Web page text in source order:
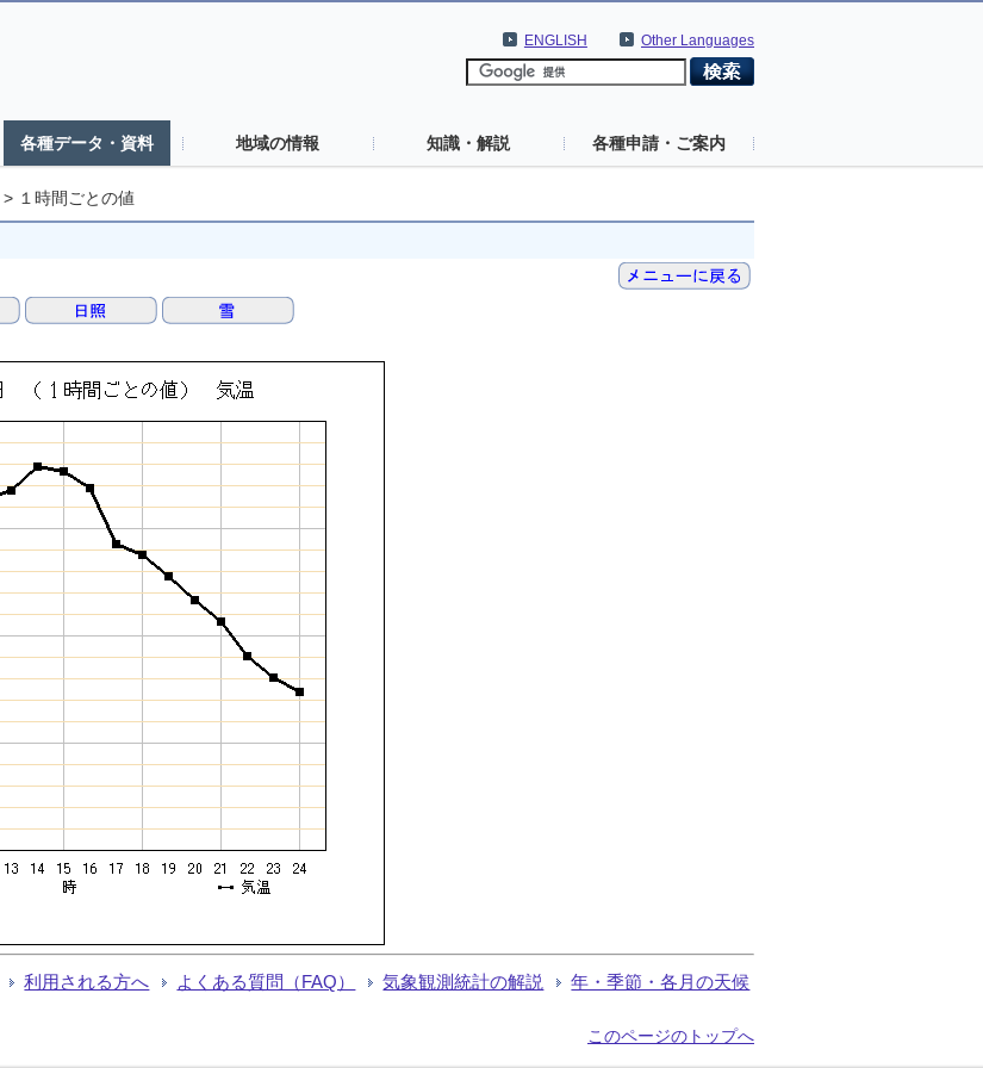
Other Languages
ENGLISH
各種データ・資料 地域の情報 知識・解説 各種申請・ご案内
> １時間ごとの値
利用される方へ よくある質問（FAQ） 気象観測統計の解説 年・季節・各月の天候
このページのトップへ